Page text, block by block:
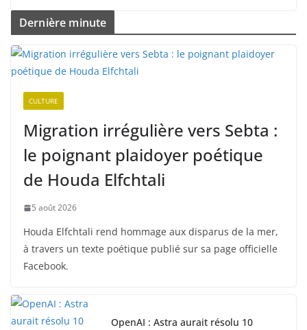
Dernière minute
CULTURE
Migration irrégulière vers Sebta :
le poignant plaidoyer poétique
de Houda Elfchtali
5 août 2026
Houda Elfchtali rend hommage aux disparus de la mer,
à travers un texte poétique publié sur sa page officielle
Facebook.
OpenAI : Astra aurait résolu 10